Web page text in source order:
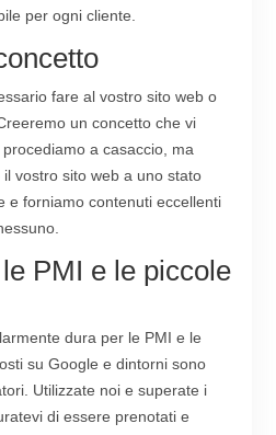
per ogni cliente.
fare al vostro sito web o
un concetto che vi
a casaccio, ma
vostro sito web a uno stato
e forniamo contenuti eccellenti
PMI e le piccole
dura per le PMI e le
su Google e dintorni sono
Utilizzate noi e superate i
di essere prenotati e